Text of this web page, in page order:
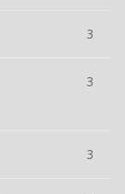
3
3
3